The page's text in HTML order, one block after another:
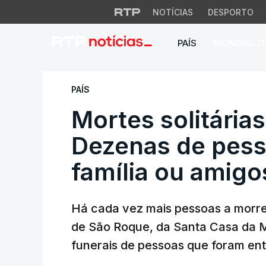
NOTÍCIAS DESPORTO
PAÍS
Mortes solitárias
PAÍS
Mortes
Dezenas de
família ou
Há cada vez mais pessoas a
de São Roque, da Santa Casa da
funerais de pessoas que foram